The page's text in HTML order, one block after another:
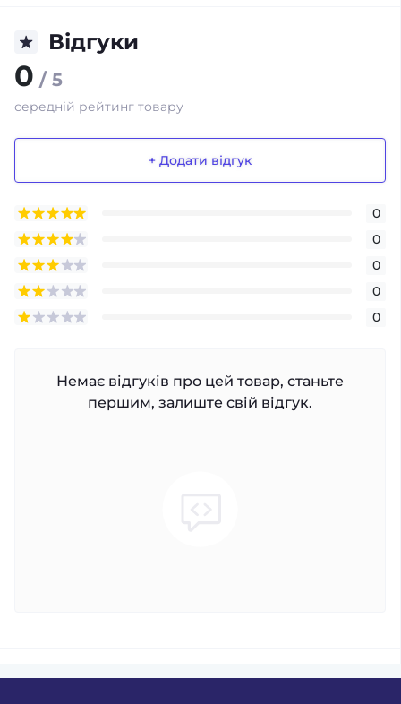
Відгуки
0 / 5
середній рейтинг товару
+ Додати відгук
0
0
0
0
0
Немає відгуків про цей товар, станьте
першим, залиште свій відгук.